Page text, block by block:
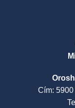
Cím: